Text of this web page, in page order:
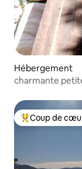
Hébergement
charmante
Coups de cœur
Coup de